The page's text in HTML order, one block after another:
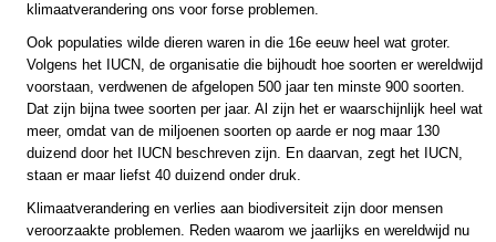
klimaatverandering ons voor forse problemen.
Ook populaties wilde dieren waren in die 16e eeuw heel wat groter.
Volgens het IUCN, de organisatie die bijhoudt hoe soorten er wereldwijd
voorstaan, verdwenen de afgelopen 500 jaar ten minste 900 soorten.
Dat zijn bijna twee soorten per jaar. Al zijn het er waarschijnlijk heel wat
meer, omdat van de miljoenen soorten op aarde er nog maar 130
duizend door het IUCN beschreven zijn. En daarvan, zegt het IUCN,
staan er maar liefst 40 duizend onder druk.
Klimaatverandering en verlies aan biodiversiteit zijn door mensen
veroorzaakte problemen. Reden waarom we jaarlijks en wereldwijd nu